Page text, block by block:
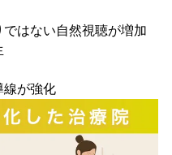
はない自然視聴が増加
が強化